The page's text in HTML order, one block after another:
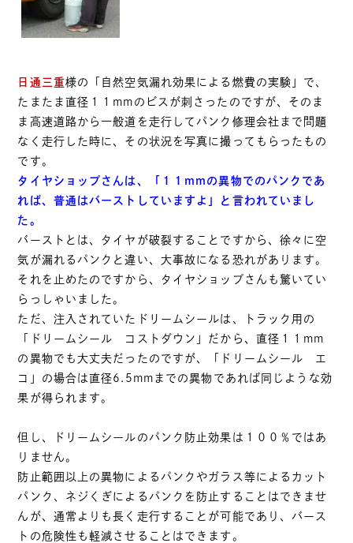
日通三重様の「自然空気漏れ効果による燃費の実験」で、
たまたま直径１１mmのビスが刺さったのですが、そのま
ま高速道路から一般道を走行してパンク修理会社まで問題
なく走行した時に、その状況を写真に撮ってもらったもの
です。
タイヤショップさんは、「１１mmの異物でのパンクであ
れば、普通はバーストしていますよ」と言われていまし
た。
バーストとは、タイヤが破裂することですから、徐々に空
気が漏れるパンクと違い、大事故になる恐れがあります。
それを止めたのですから、タイヤショップさんも驚いてい
らっしゃいました。
ただ、注入されていたドリームシールは、トラック用の
「ドリームシール コストダウン」だから、直径１１mm
の異物でも大丈夫だったのですが、「ドリームシール エ
コ」の場合は直径6.5mmまでの異物であれば同じような効
果が得られます。
但し、ドリームシールのパンク防止効果は１００％ではあ
りません。
防止範囲以上の異物によるパンクやガラス等によるカット
パンク、ネジくぎによるパンクを防止することはできませ
んが、通常よりも長く走行することが可能であり、バース
トの危険性も軽減させることはできます。